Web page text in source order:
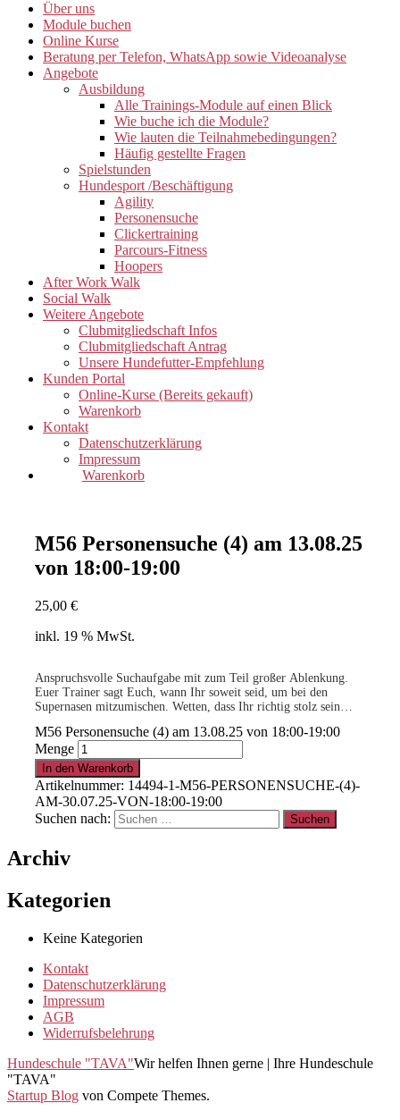
Über uns
Module buchen
Online Kurse
Beratung per Telefon, WhatsApp sowie Videoanalyse
Angebote
Ausbildung
Alle Trainings-Module auf einen Blick
Wie buche ich die Module?
Wie lauten die Teilnahmebedingungen?
Häufig gestellte Fragen
Spielstunden
Hundesport /Beschäftigung
Agility
Personensuche
Clickertraining
Parcours-Fitness
Hoopers
After Work Walk
Social Walk
Weitere Angebote
Clubmitgliedschaft Infos
Clubmitgliedschaft Antrag
Unsere Hundefutter-Empfehlung
Kunden Portal
Online-Kurse (Bereits gekauft)
Warenkorb
Kontakt
Datenschutzerklärung
Impressum
Warenkorb
M56 Personensuche (4) am 13.08.25
von 18:00-19:00
25,00 €
inkl. 19 % MwSt.
Anspruchsvolle Suchaufgabe mit zum Teil großer Ablenkung.
Euer Trainer sagt Euch, wann Ihr soweit seid, um bei den
Supernasen mitzumischen. Wetten, dass Ihr richtig stolz sein
-geringe Teilnehmerzahl-
.
15% für Clubmitglieder!Infohier
.
Clubmitglied werden ?
M56 Personensuche (4) am 13.08.25 von 18:00-19:00
Menge
In den Warenkorb
Artikelnummer: 14494-1-M56-PERSONENSUCHE-(4)-
AM-30.07.25-VON-18:00-19:00
Suchen nach:
Archiv
Kategorien
Keine Kategorien
Kontakt
Datenschutzerklärung
Impressum
AGB
Widerrufsbelehrung
Hundeschule "TAVA"Wir helfen Ihnen gerne | Ihre Hundeschule
"TAVA"
Startup Blog von Compete Themes.